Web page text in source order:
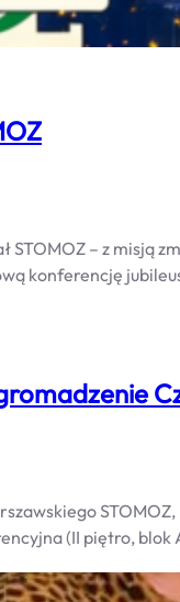
STOMOZ – z
konferencję
(II piętro,